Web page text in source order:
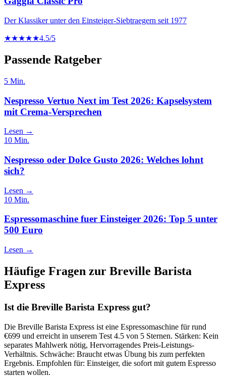
Der Klassiker unter den Einsteiger-Siebtraegern seit 1977
★★★★★4.5/5
Passende Ratgeber
5 Min.
Nespresso Vertuo Next im Test 2026: Kapselsystem
mit Crema-Versprechen
Lesen →
10 Min.
Nespresso oder Dolce Gusto 2026: Welches lohnt
sich?
Lesen →
10 Min.
Espressomaschine fuer Einsteiger 2026: Top 5 unter
500 Euro
Lesen →
Häufige Fragen zur Breville Barista
Express
Ist die Breville Barista Express gut?
Die Breville Barista Express ist eine Espressomaschine für rund
€699 und erreicht in unserem Test 4.5 von 5 Sternen. Stärken: Kein
separates Mahlwerk nötig, Hervorragendes Preis-Leistungs-
Verhältnis. Schwäche: Braucht etwas Übung bis zum perfekten
Ergebnis. Empfohlen für: Einsteiger, die sofort mit gutem Espresso
starten wollen.